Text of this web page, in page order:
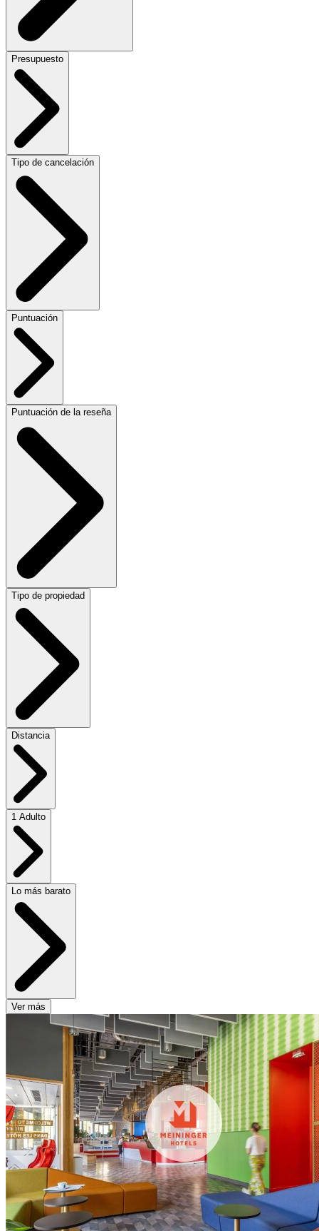
Presupuesto
Tipo de cancelación
Puntuación
Puntuación de la reseña
Tipo de propiedad
Distancia
1 Adulto
Lo más barato
Ver más